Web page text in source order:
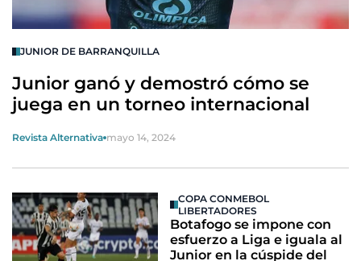
JUNIOR DE BARRANQUILLA
Junior ganó y demostró cómo se
juega en un torneo internacional
Revista Alternativa mayo 14, 2024
COPA CONMEBOL
LIBERTADORES
Botafogo se impone con
esfuerzo a Liga e iguala al
Junior en la cúspide del